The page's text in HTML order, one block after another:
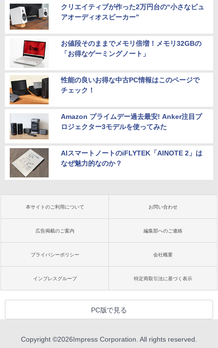
クリエイティブが作った2万円台の“小さなピュ
アオーディオスピーカー”
お値段そのままでメモリ倍増！メモリ32GBの
「お得なゲーミングノート」
性能の良いお得な中古PC情報はこのページで
チェック！
Amazon プライムデー過去最安! Anker注目プ
ロジェクター3モデルを使ってみた
AIスマートノートのiFLYTEK「AINOTE 2」は
なぜ魅力的なのか？
本サイトのご利用について お問い合わせ
広告掲載のご案内 編集部へのご連絡
プライバシーポリシー 会社概要
インプレスグループ 特定商取引法に基づく表示
PC版で見る
Copyright ©2026Impress Corporation. All rights reserved.